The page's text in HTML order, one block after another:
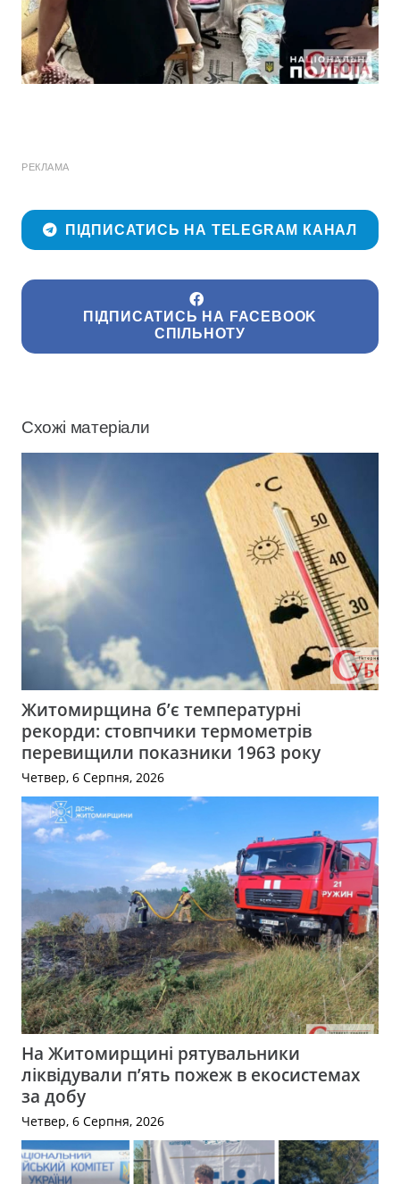
РЕКЛАМА
ПІДПИСАТИСЬ НА TELEGRAM КАНАЛ
ПІДПИСАТИСЬ НА FACEBOOK
СПІЛЬНОТУ
Схожі матеріали
Житомирщина б’є температурні
рекорди: стовпчики термометрів
перевищили показники 1963 року
Четвер, 6 Серпня, 2026
На Житомирщині рятувальники
ліквідували п’ять пожеж в екосистемах
за добу
Четвер, 6 Серпня, 2026